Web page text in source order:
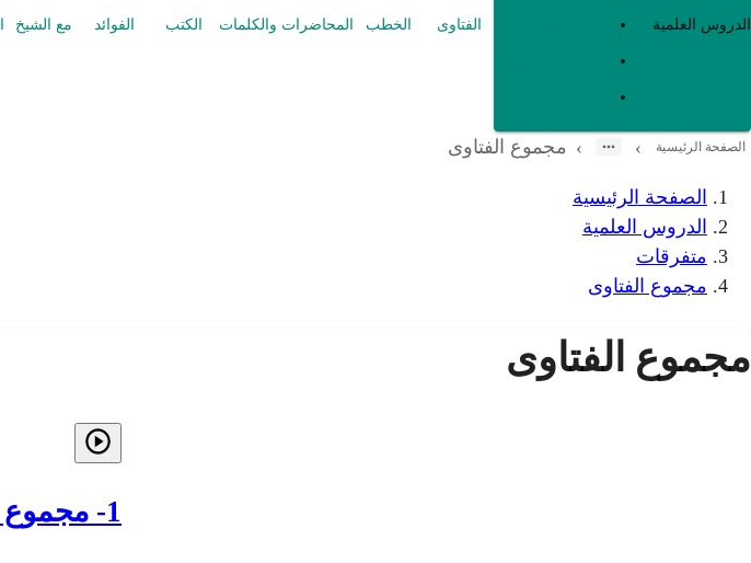
الدروس العلمية الفتاوى الخطب المحاضرات والكلمات الكتب الفوائد مع الشيخ
الصفحة الرئيسية ›
› مجموع الفتاوى
الصفحة الرئيسية
الدروس العلمية
متفرقات
مجموع الفتاوى
مجموع الفتاوى
1- مجموع الفتاوى